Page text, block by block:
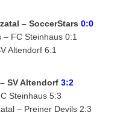
– SoccerStars 0:0
– FC Steinhaus 0:1
Altendorf 6:1
SV Altendorf 3:2
Steinhaus 5:3
– Preiner Devils 2:3